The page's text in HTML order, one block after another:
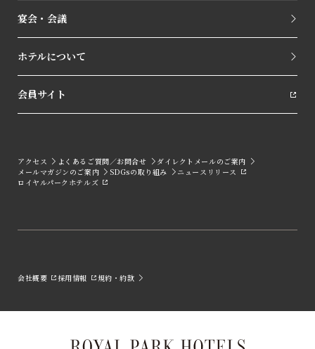
宴会・会議
ホテルについて
会員サイト
アクセス よくあるご質問／お問合せ
ダイレクトメールのご案内
メールマガジンのご案内
SDGsの取り組み
ニュースリリース
ロイヤルパークホテルズ
会社概要 採用情報 規約・約款